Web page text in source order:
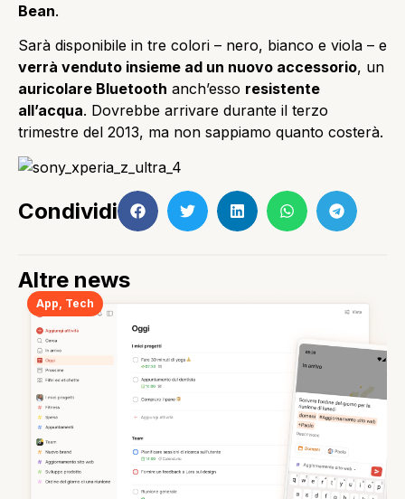
Bean.
Sarà disponibile in tre colori – nero, bianco e viola – e
verrà venduto insieme ad un nuovo accessorio, un
auricolare Bluetooth anch’esso resistente
all’acqua. Dovrebbe arrivare durante il terzo
trimestre del 2013, ma non sappiamo quanto costerà.
Condividi
Altre news
App, Tech